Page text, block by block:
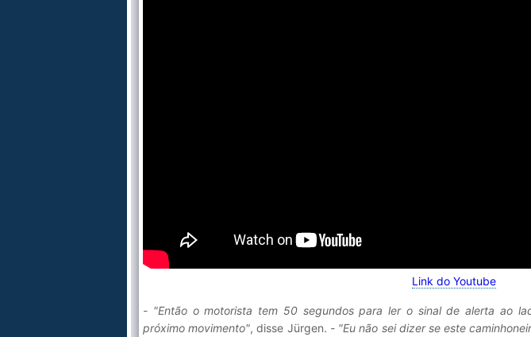
Link do Youtube
- "Então o motorista tem 50 segundos para ler o sinal de alerta ao
próximo movimento", disse Jürgen. - "Eu não sei dizer se este